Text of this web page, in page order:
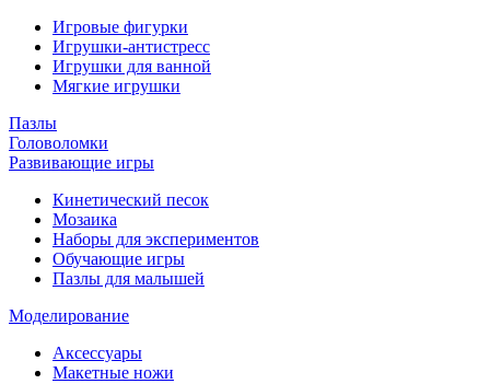
Игровые фигурки
Игрушки-антистресс
Игрушки для ванной
Мягкие игрушки
Пазлы
Головоломки
Развивающие игры
Кинетический песок
Мозаика
Наборы для экспериментов
Обучающие игры
Пазлы для малышей
Моделирование
Аксессуары
Макетные ножи